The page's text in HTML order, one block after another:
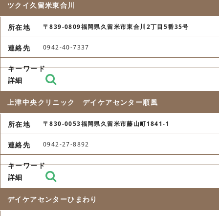
ツクイ久留米東合川
〒839-0809福岡県久留米市東合川2丁目5番35号
0942-40-7337
上津中央クリニック デイケアセンター順風
〒830-0053福岡県久留米市藤山町1841-1
0942-27-8892
デイケアセンターひまわり